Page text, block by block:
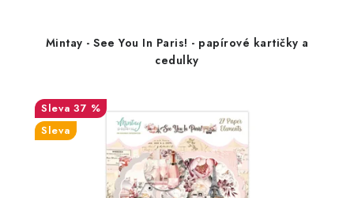
Mintay - See You In Paris! - papírové kartičky a
cedulky
37 %
Sleva